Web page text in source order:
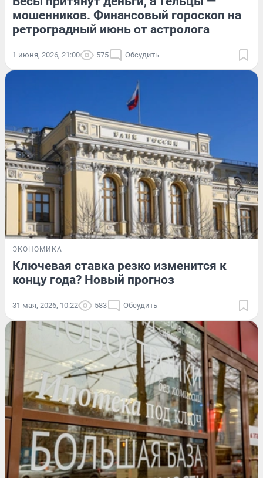
мошенников. Финансовый гороскоп на
ретроградный июнь от астролога
1 июня, 2026, 21:00 575 Обсудить
ЭКОНОМИКА
Ключевая ставка резко изменится к
концу года? Новый прогноз
31 мая, 2026, 10:22 583 Обсудить